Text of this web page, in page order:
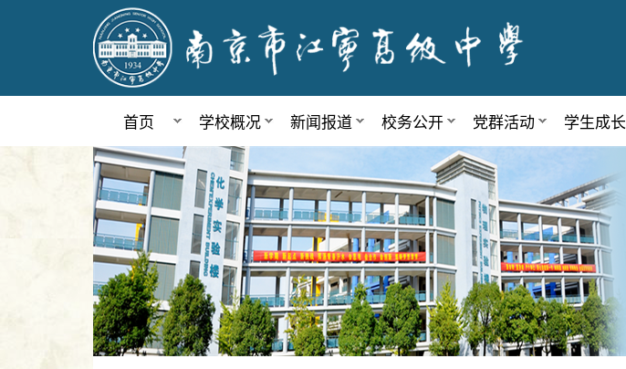
首页 学校概况 新闻报道 校务公开 党群活动 学生成长